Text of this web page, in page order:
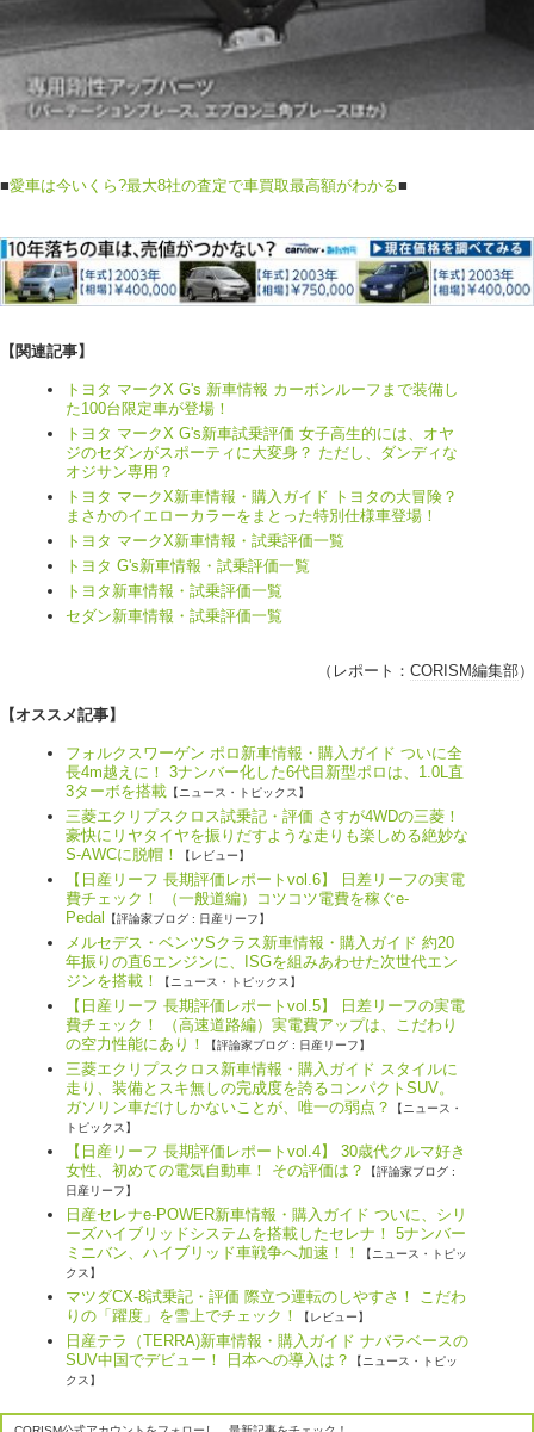
■愛車は今いくら?最大8社の査定で車買取最高額がわかる■
【関連記事】
トヨタ マークX G's 新車情報 カーボンルーフまで装備し
た100台限定車が登場！
トヨタ マークX G's新車試乗評価 女子高生的には、オヤ
ジのセダンがスポーティに大変身？ ただし、ダンディな
オジサン専用？
トヨタ マークX新車情報・購入ガイド トヨタの大冒険？
まさかのイエローカラーをまとった特別仕様車登場！
トヨタ マークX新車情報・試乗評価一覧
トヨタ G's新車情報・試乗評価一覧
トヨタ新車情報・試乗評価一覧
セダン新車情報・試乗評価一覧
（レポート： CORISM編集部）
【オススメ記事】
フォルクスワーゲン ポロ新車情報・購入ガイド ついに全
長4m越えに！ 3ナンバー化した6代目新型ポロは、1.0L直
3ターボを搭載 【ニュース・トピックス】
三菱エクリプスクロス試乗記・評価 さすが4WDの三菱！
豪快にリヤタイヤを振りだすような走りも楽しめる絶妙な
S-AWCに脱帽！
【レビュー】
【日産リーフ 長期評価レポートvol.6】 日差リーフの実電
費チェック！ （一般道編）コツコツ電費を稼ぐe-
Pedal 【評論家ブログ : 日産リーフ】
メルセデス・ベンツSクラス新車情報・購入ガイド 約20
年振りの直6エンジンに、ISGを組みあわせた次世代エン
ジンを搭載！
【ニュース・トピックス】
【日産リーフ 長期評価レポートvol.5】 日差リーフの実電
費チェック！ （高速道路編）実電費アップは、こだわり
の空力性能にあり！
【評論家ブログ : 日産リーフ】
三菱エクリプスクロス新車情報・購入ガイド スタイルに
走り、装備とスキ無しの完成度を誇るコンパクトSUV。
ガソリン車だけしかないことが、唯一の弱点？
【ニュース・
トピックス】
【日産リーフ 長期評価レポートvol.4】 30歳代クルマ好き
女性、初めての電気自動車！ その評価は？
【評論家ブログ :
日産リーフ】
日産セレナe-POWER新車情報・購入ガイド ついに、シリ
ーズハイブリッドシステムを搭載したセレナ！ 5ナンバー
ミニバン、ハイブリッド車戦争へ加速！！
【ニュース・トピッ
クス】
マツダCX-8試乗記・評価 際立つ運転のしやすさ！ こだわ
りの「躍度」を雪上でチェック！
【レビュー】
日産テラ（TERRA)新車情報・購入ガイド ナバラベースの
SUV中国でデビュー！ 日本への導入は？
【ニュース・トピッ
クス】